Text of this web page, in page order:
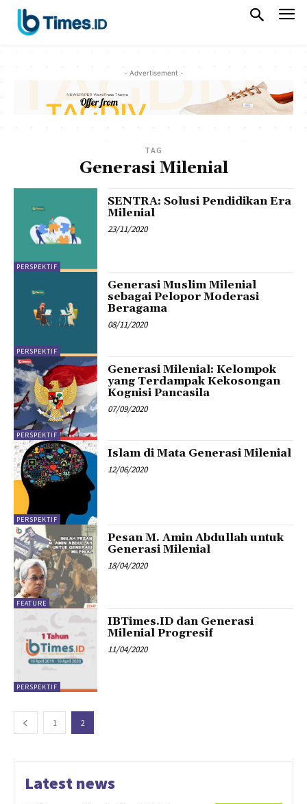
- Advertisement -
TAG
Generasi Milenial
PERSPEKTIF
SENTRA: Solusi Pendidikan Era
Milenial
23/11/2020
PERSPEKTIF
Generasi Muslim Milenial
sebagai Pelopor Moderasi
Beragama
08/11/2020
PERSPEKTIF
Generasi Milenial: Kelompok
yang Terdampak Kekosongan
Kognisi Pancasila
07/09/2020
PERSPEKTIF
Islam di Mata Generasi Milenial
12/06/2020
FEATURE
Pesan M. Amin Abdullah untuk
Generasi Milenial
18/04/2020
PERSPEKTIF
IBTimes.ID dan Generasi
Milenial Progresif
11/04/2020
1 2
Latest news